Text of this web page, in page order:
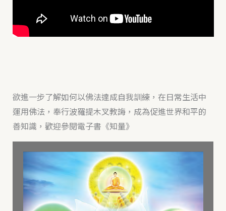
欲進一步了解如何以佛法達成自我訓練，在日常生活中
運用佛法，奉行波羅提木叉教誨，成為促進世界和平的
善知識，歡迎參閱電子書《知量》